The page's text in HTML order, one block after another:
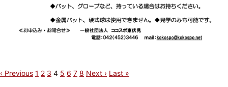
‹ Previous 1 2 3 4 5 6 7 8 Next › Last »